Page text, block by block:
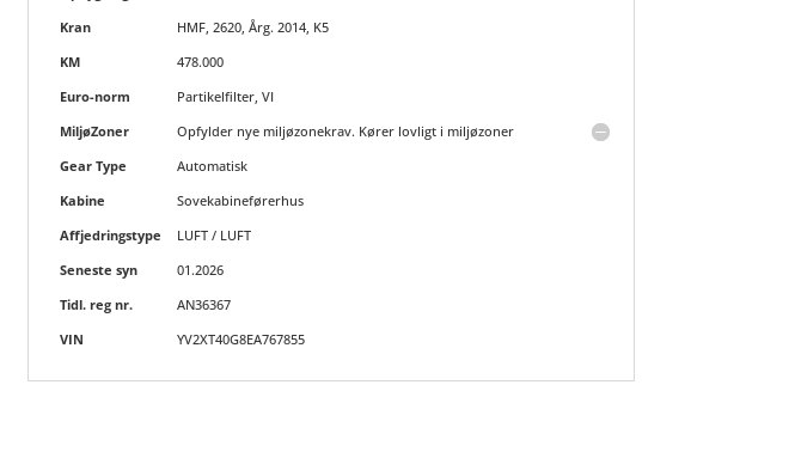
Kran
HMF, 2620, Årg. 2014, K5
KM
478.000
Euro-norm
Partikelfilter, VI
MiljøZoner
Opfylder nye miljøzonekrav. Kører lovligt i miljøzoner
Gear Type
Automatisk
Kabine
Sovekabineførerhus
Affjedringstype
LUFT / LUFT
Seneste syn
01.2026
Tidl. reg nr.
AN36367
VIN
YV2XT40G8EA767855